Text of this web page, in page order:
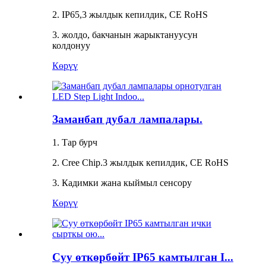
2. IP65,3 жылдык кепилдик, CE RoHS
3. жолдо, бакчанын жарыктануусун
колдонуу
Көрүү
Заманбап дубал лампалары.
1. Тар бурч
2. Cree Chip.3 жылдык кепилдик, CE RoHS
3. Кадимки жана кыймыл сенсору
Көрүү
Суу өткөрбөйт IP65 камтылган I...